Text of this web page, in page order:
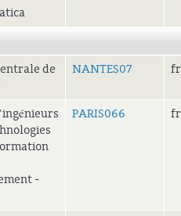
de
NANTES07
-
PARIS066